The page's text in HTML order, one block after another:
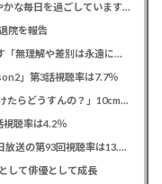
【祝】山本舞香 第1子出産を発表「家族で穏やかな毎日を過ごしています」、夫はマイファスHiro
院を報告
元フジ渡邊渚アナ PTSD公表への思いを明かす「無理解や差別は永遠に変わらない」「同じ病気になったことのない人間にはわからない」
」第3話視聴率は7.7％
田中みな実、“背中ぱっくり”ドレス披露も「こけたらどうすんの？」10cm超ヒールに心配の声寄せられる
聴率は4.2％
見上愛＆上坂樹里 NHK朝ドラ「風、薫る」5日放送の第93回視聴率は13.5％
して俳優として成長